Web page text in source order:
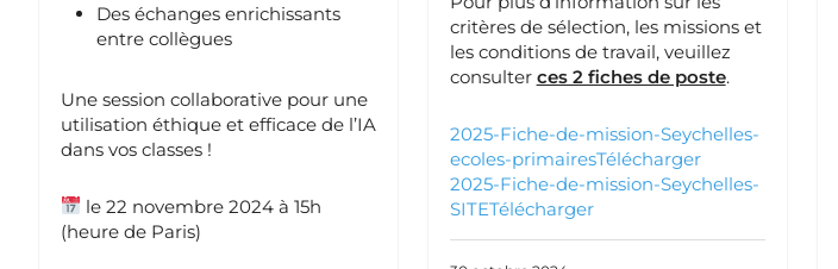
Des échanges enrichissants
entre collègues
Une session collaborative pour une
utilisation éthique et efficace de l’IA
dans vos classes !
le 22 novembre 2024 à 15h
(heure de Paris)
critères de sélection, les missions et
les conditions de travail, veuillez
consulter ces 2 fiches de poste.
2025-Fiche-de-mission-Seychelles-
ecoles-primairesTélécharger
2025-Fiche-de-mission-Seychelles-
SITETélécharger